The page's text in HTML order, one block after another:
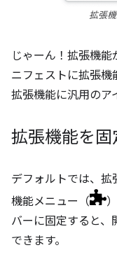
拡張
じゃーん！拡張機
ニフェストに拡張機
拡張機能に汎用のア
拡張機能を固
デフォルトでは、拡
機能メニュー（
バーに固定すると、
できます。